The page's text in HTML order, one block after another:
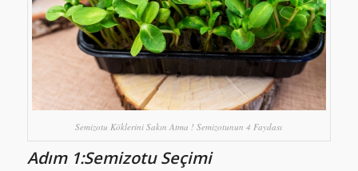
Semizotu Köklerini Sakın Atma ! Semizotunun 4 Faydası
Adım 1:Semizotu Seçimi